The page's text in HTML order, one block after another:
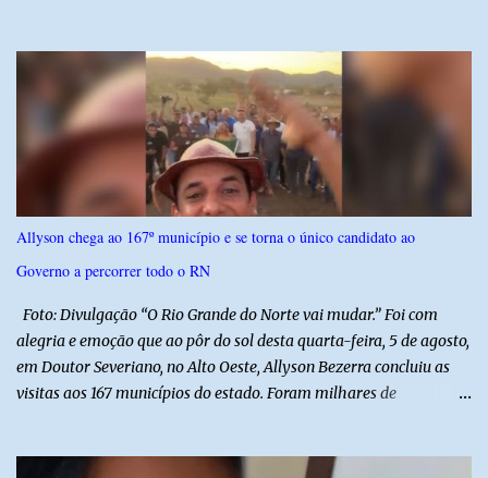
da segurança pública para o enfrentamento de organizações
criminosas nos municípios localizados nas divisas do Rio Grande
do Norte com os estados do Ceará e da Paraíba. A mobilização,
com concentração e saída de equipes policiais, ocorreu às 16h, no
município de Baraúna, no Oeste potiguar. A operação reúne
efetivos da Polícia Militar do Rio Grande do Norte, da Polícia Civil
atuação integrada entre as forças de segurança e intensificando o
combate à criminalidade nas áreas de fronteira interestadual. As
Allyson chega ao 167º município e se torna o único candidato ao
Governo a percorrer todo o RN
Foto: Divulgação “O Rio Grande do Norte vai mudar.” Foi com
alegria e emoção que ao pôr do sol desta quarta-feira, 5 de agosto,
em Doutor Severiano, no Alto Oeste, Allyson Bezerra concluiu as
visitas aos 167 municípios do estado. Foram milhares de
Governador Allyson Bezerra concluiu as agendas do 167 Razões RN